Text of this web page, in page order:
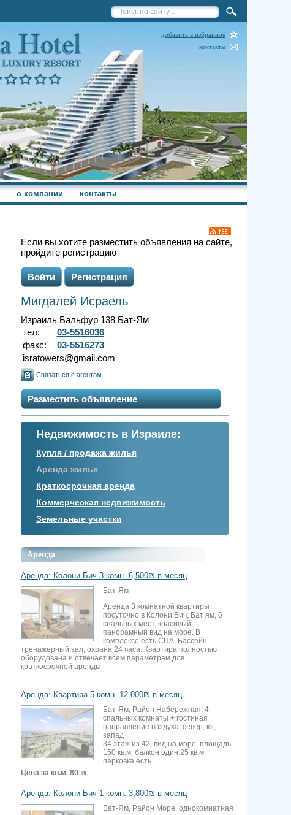
добавить в избранное
контакты
о компании контакты
Если вы хотите разместить объявления на сайте,
пройдите регистрацию
Войти Регистрация
Мигдалей Исраель
Израиль Бальфур 138 Бат-Ям
тел:
03-5516036
факс:
03-5516273
isratowers@gmail.com
Связаться с агентом
Разместить объявление
Недвижимость в Израиле:
Купля / продажа жилья
Аренда жилья
Краткосрочная аренда
Коммерческая недвижимость
Земельные участки
Аренда
Аренда: Колони Бич 3 комн. 6,500₪ в месяц
Бат-Ям
Аренда 3 комнатной квартиры
посуточно в Колони Бич, Бат ям, 6
спальных мест, красивый
панорамный вид на море. В
комплексе есть СПА, Бассейн,
тренажерный зал, охрана 24 часа. Квартира полностью
оборудована и отвечает всем параметрам для
краткосрочной аренды.
Аренда: Квартира 5 комн. 12,000₪ в месяц
Бат-Ям, Район Набережная, 4
спальных комнаты + гостиная
направление воздуха: север, юг,
запад
34 этаж из 42, вид на море, площадь
150 кв.м, балкон один 25 кв.м
парковка есть
Цена за кв.м. 80 ₪
Аренда: Колони Бич 1 комн. 3,800₪ в месяц
Бат-Ям, Район Море, однокомнатная